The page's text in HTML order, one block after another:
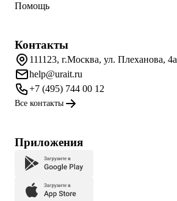
Помощь
Контакты
111123, г.Москва, ул. Плеханова, 4а
help@urait.ru
+7 (495) 744 00 12
Все контакты
Приложения